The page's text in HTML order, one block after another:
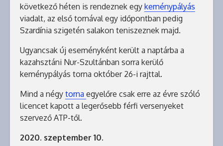
következő héten is rendeznek egy keménypályás
viadalt, az első tornával egy időpontban pedig
Szardínia szigetén salakon teniszeznek majd.
Ugyancsak új eseményként került a naptárba a
kazahsztáni Nur-Szultánban sorra kerülő
keménypályás torna október 26-i rajttal.
Mind a négy torna egyelőre csak erre az évre szóló
licencet kapott a legerősebb férfi versenyeket
szervező ATP-től.
2020. szeptember 10.